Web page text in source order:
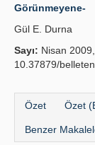
Görünmeyene-
Gül E. Durna
Sayı: Nisan
10.37879/
Özet Özet
Benzer